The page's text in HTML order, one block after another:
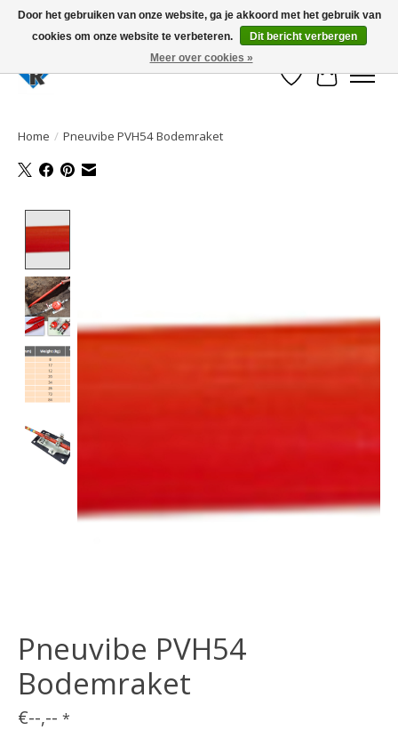
Large selection of products and fast shipping!
Verlanglijst
Home / Pneuvibe PVH54 Bodemraket
Pneuvibe PVH54
Bodemraket
€--,-- *
Door het gebruiken van onze website, ga je akkoord met het gebruik van
cookies om onze website te verbeteren.
Dit bericht verbergen
Meer over cookies »